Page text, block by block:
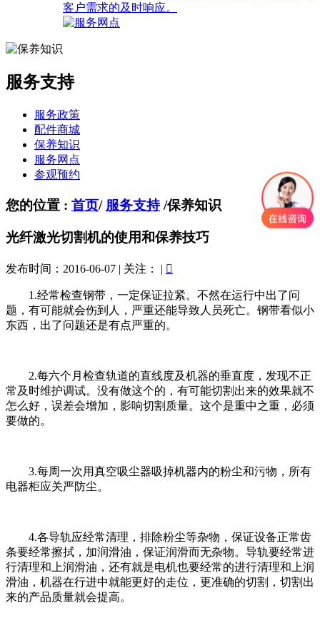
客户需求的及时响应。
服务支持
服务政策
配件商城
保养知识
服务网点
参观预约
您的位置 : 首页/ 服务支持 /保养知识
光纤激光切割机的使用和保养技巧
发布时间：2016-06-07 | 关注： | 
1.经常检查钢带，一定保证拉紧。不然在运行中出了问
题，有可能就会伤到人，严重还能导致人员死亡。钢带看似小
东西，出了问题还是有点严重的。
2.每六个月检查轨道的直线度及机器的垂直度，发现不正
常及时维护调试。没有做这个的，有可能切割出来的效果就不
怎么好，误差会增加，影响切割质量。这个是重中之重，必须
要做的。
3.每周一次用真空吸尘器吸掉机器内的粉尘和污物，所有
电器柜应关严防尘。
4.各导轨应经常清理，排除粉尘等杂物，保证设备正常齿
条要经常擦拭，加润滑油，保证润滑而无杂物。导轨要经常进
行清理和上润滑油，还有就是电机也要经常的进行清理和上润
滑油，机器在行进中就能更好的走位，更准确的切割，切割出
来的产品质量就会提高。